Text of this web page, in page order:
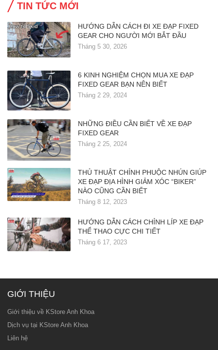
TIN TỨC MỚI
HƯỚNG DẪN CÁCH ĐI XE ĐẠP FIXED
GEAR CHO NGƯỜI MỚI BẮT ĐẦU
Tháng 5 30, 2026
6 KINH NGHIỆM CHỌN MUA XE ĐẠP
FIXED GEAR BẠN NÊN BIẾT
Tháng 2 29, 2024
NHỮNG ĐIỀU CẦN BIẾT VỀ XE ĐẠP
FIXED GEAR
Tháng 2 25, 2024
THỦ THUẬT CHỈNH PHUỘC NHÚN GIÚP
XE ĐẠP ĐỊA HÌNH GIẢM XÓC “BIKER”
NÀO CŨNG CẦN BIẾT
Tháng 8 12, 2023
HƯỚNG DẪN CÁCH CHỈNH LÍP XE ĐẠP
THỂ THAO CỰC CHI TIẾT
Tháng 6 17, 2023
GIỚI THIỆU
Giới thiệu về KStore Anh Khoa
Dịch vụ tại KStore Anh Khoa
Liên hệ